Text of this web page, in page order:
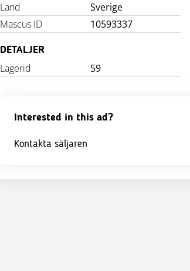
Land
Sverige
Mascus ID
10593337
DETALJER
Lagerid 59
Interested in this ad?
Kontakta säljaren